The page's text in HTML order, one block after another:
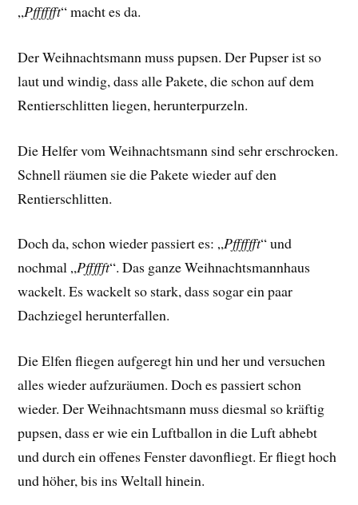
„Pfffffft“ macht es da.
Der Weihnachtsmann muss pupsen. Der Pupser ist so
laut und windig, dass alle Pakete, die schon auf dem
Rentierschlitten liegen, herunterpurzeln.
Die Helfer vom Weihnachtsmann sind sehr erschrocken.
Schnell räumen sie die Pakete wieder auf den
Rentierschlitten.
Doch da, schon wieder passiert es: „Pfffffft“ und
nochmal „Pffffft“. Das ganze Weihnachtsmannhaus
wackelt. Es wackelt so stark, dass sogar ein paar
Dachziegel herunterfallen.
Die Elfen fliegen aufgeregt hin und her und versuchen
alles wieder aufzuräumen. Doch es passiert schon
wieder. Der Weihnachtsmann muss diesmal so kräftig
pupsen, dass er wie ein Luftballon in die Luft abhebt
und durch ein offenes Fenster davonfliegt. Er fliegt hoch
und höher, bis ins Weltall hinein.